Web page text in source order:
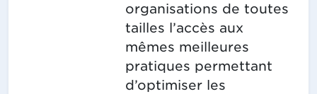
organisations de toutes
tailles l’accès aux
mêmes meilleures
pratiques permettant
d’optimiser les